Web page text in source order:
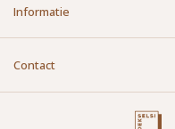
Informatie
Contact